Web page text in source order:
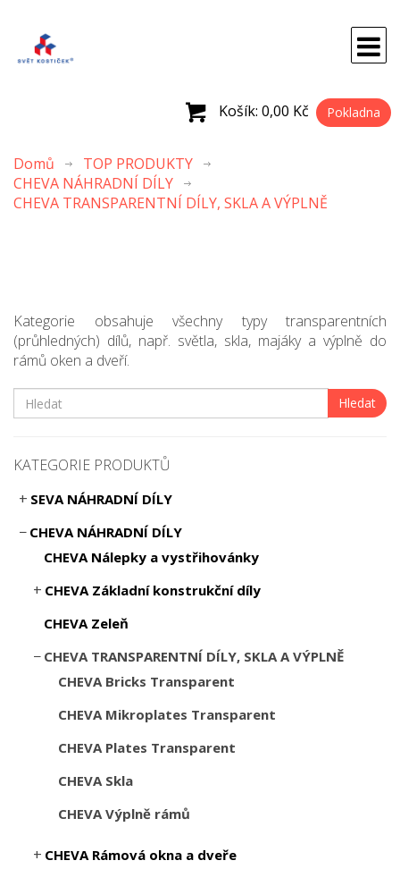
Košík: 0,00 Kč Pokladna
Domů
TOP PRODUKTY
CHEVA NÁHRADNÍ DÍLY
CHEVA TRANSPARENTNÍ DÍLY, SKLA A VÝPLNĚ
Kategorie obsahuje všechny typy transparentních
(průhledných) dílů, např. světla, skla, majáky a výplně do
rámů oken a dveří.
Hledat
KATEGORIE PRODUKTŮ
SEVA NÁHRADNÍ DÍLY
CHEVA NÁHRADNÍ DÍLY
CHEVA Nálepky a vystřihovánky
CHEVA Základní konstrukční díly
CHEVA Zeleň
CHEVA TRANSPARENTNÍ DÍLY, SKLA A VÝPLNĚ
CHEVA Bricks Transparent
CHEVA Mikroplates Transparent
CHEVA Plates Transparent
CHEVA Skla
CHEVA Výplně rámů
CHEVA Rámová okna a dveře